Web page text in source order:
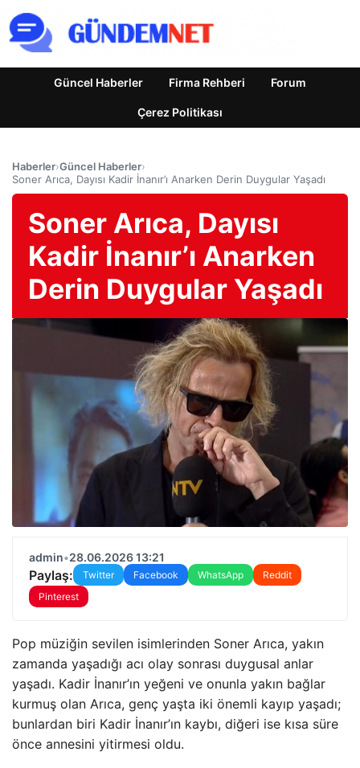
Güncel Haberler Firma Rehberi Forum
Çerez Politikası
Haberler›Güncel Haberler›
Soner Arıca, Dayısı Kadir İnanır’ı Anarken Derin Duygular Yaşadı
Soner Arıca, Dayısı
Kadir İnanır’ı Anarken
Derin Duygular Yaşadı
admin•28.06.2026 13:21
Paylaş: Twitter Facebook WhatsApp
Reddit
Pinterest
Pop müziğin sevilen isimlerinden Soner Arıca, yakın
zamanda yaşadığı acı olay sonrası duygusal anlar
yaşadı. Kadir İnanır’ın yeğeni ve onunla yakın bağlar
kurmuş olan Arıca, genç yaşta iki önemli kayıp yaşadı;
bunlardan biri Kadir İnanır’ın kaybı, diğeri ise kısa süre
önce annesini yitirmesi oldu.